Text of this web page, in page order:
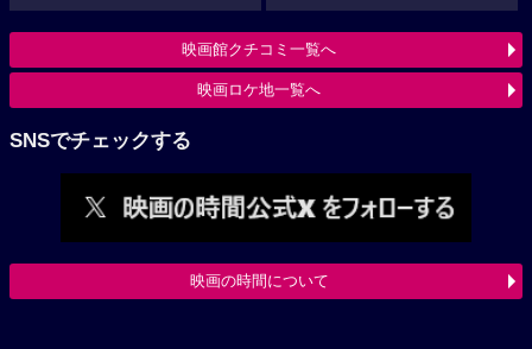
映画館クチコミ一覧へ
映画ロケ地一覧へ
SNSでチェックする
映画の時間について